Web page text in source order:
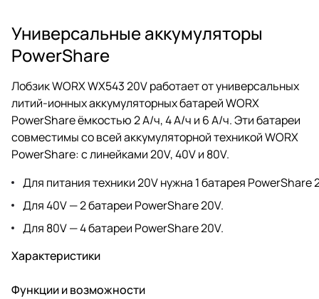
Универсальные аккумуляторы
PowerShare
Лобзик WORX WX543 20V работает от универсальных
литий-ионных аккумуляторных батарей WORX
PowerShare ёмкостью 2 А/ч, 4 А/ч и 6 А/ч. Эти батареи
совместимы со всей аккумуляторной техникой WORX
PowerShare: с линейками 20V, 40V и 80V.
Для питания техники 20V нужна 1 батарея PowerShare
Для 40V — 2 батареи PowerShare 20V.
Для 80V — 4 батареи PowerShare 20V.
Характеристики
Функции и возможности